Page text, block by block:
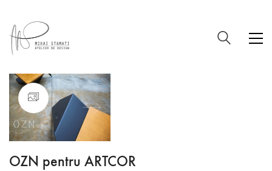
OZN pentru ARTCOR